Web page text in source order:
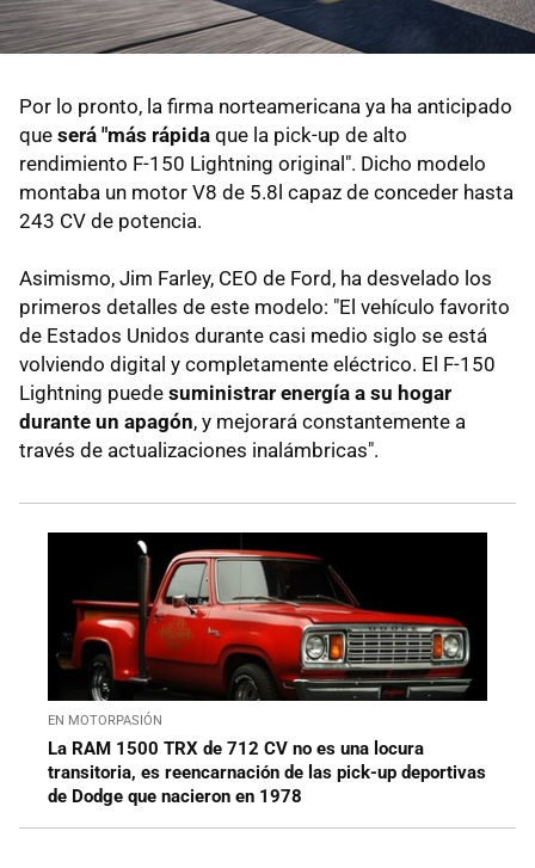
Por lo pronto, la firma norteamericana ya ha anticipado
que será "más rápida que la pick-up de alto
rendimiento F-150 Lightning original". Dicho modelo
montaba un motor V8 de 5.8l capaz de conceder hasta
243 CV de potencia.
Asimismo, Jim Farley, CEO de Ford, ha desvelado los
primeros detalles de este modelo: "El vehículo favorito
de Estados Unidos durante casi medio siglo se está
volviendo digital y completamente eléctrico. El F-150
Lightning puede suministrar energía a su hogar
durante un apagón, y mejorará constantemente a
través de actualizaciones inalámbricas".
EN MOTORPASIÓN
La RAM 1500 TRX de 712 CV no es una locura
transitoria, es reencarnación de las pick-up deportivas
de Dodge que nacieron en 1978